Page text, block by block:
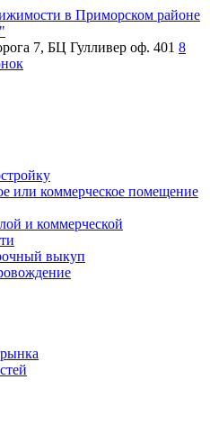
7, БЦ Гулливер оф. 401 8
или коммерческое помещение
и коммерческой
выкуп